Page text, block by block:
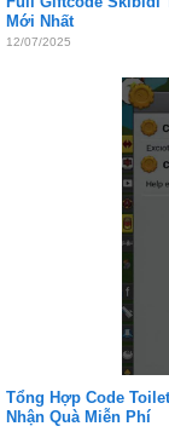
Mới Nhất
12/07/2025
Tổng Hợp Code
Nhận Quà Miễn Phí